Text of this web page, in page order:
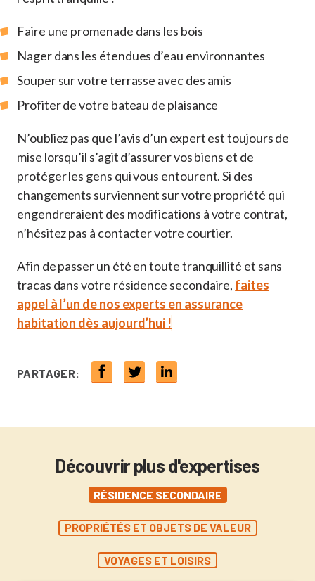
Faire une promenade dans les bois
Nager dans les étendues d’eau environnantes
Souper sur votre terrasse avec des amis
Profiter de votre bateau de plaisance
N’oubliez pas que l’avis d’un expert est toujours de
mise lorsqu’il s’agit d’assurer vos biens et de
protéger les gens qui vous entourent. Si des
changements surviennent sur votre propriété qui
engendreraient des modifications à votre contrat,
n’hésitez pas à contacter votre courtier.
Afin de passer un été en toute tranquillité et sans
tracas dans votre résidence secondaire, faites
appel à l’un de nos experts en assurance
habitation dès aujourd’hui !
PARTAGER:
Découvrir plus d'expertises
RÉSIDENCE SECONDAIRE
PROPRIÉTÉS ET OBJETS DE VALEUR
VOYAGES ET LOISIRS